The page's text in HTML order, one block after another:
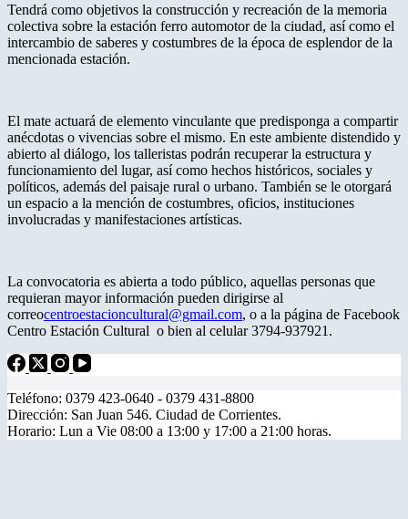
Tendrá como objetivos la construcción y recreación de la memoria
colectiva sobre la estación ferro automotor de la ciudad, así como el
intercambio de saberes y costumbres de la época de esplendor de la
mencionada estación.
El mate actuará de elemento vinculante que predisponga a compartir
anécdotas o vivencias sobre el mismo. En este ambiente distendido y
abierto al diálogo, los talleristas podrán recuperar la estructura y
funcionamiento del lugar, así como hechos históricos, sociales y
políticos, además del paisaje rural o urbano. También se le otorgará
un espacio a la mención de costumbres, oficios, instituciones
involucradas y manifestaciones artísticas.
La convocatoria es abierta a todo público, aquellas personas que
requieran mayor información pueden dirigirse al
correocentroestacioncultural@gmail.com, o a la página de Facebook
Centro Estación Cultural o bien al celular 3794-937921.
Teléfono: 0379 423-0640 - 0379 431-8800
Dirección: San Juan 546. Ciudad de Corrientes.
Horario: Lun a Vie 08:00 a 13:00 y 17:00 a 21:00 horas.